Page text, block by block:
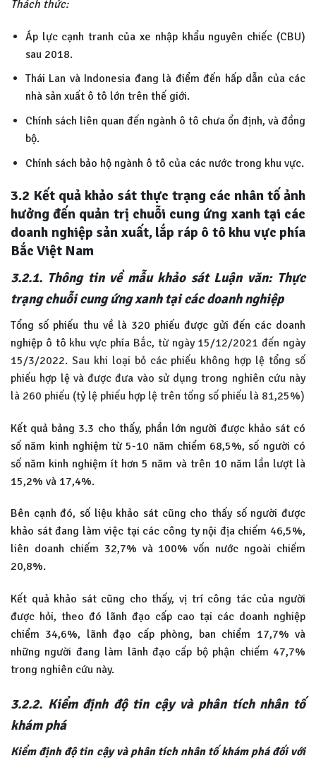
Thách thức:
Áp lực cạnh tranh của xe nhập khẩu nguyên chiếc (CBU)
sau 2018.
Thái Lan và Indonesia đang là điểm đến hấp dẫn của các
nhà sản xuất ô tô lớn trên thế giới.
Chính sách liên quan đến ngành ô tô chưa ổn định, và đồng
bộ.
Chính sách bảo hộ ngành ô tô của các nước trong khu vực.
3.2 Kết quả khảo sát thực trạng các nhân tố ảnh
hưởng đến quản trị chuỗi cung ứng xanh tại các
doanh nghiệp sản xuất, lắp ráp ô tô khu vực phía
Bắc Việt Nam
3.2.1. Thông tin về mẫu khảo sát Luận văn: Thực
trạng chuỗi cung ứng xanh tại các doanh nghiệp
Tổng số phiếu thu về là 320 phiếu được gửi đến các doanh
nghiệp ô tô khu vực phía Bắc, từ ngày 15/12/2021 đến ngày
15/3/2022. Sau khi loại bỏ các phiếu không hợp lệ tổng số
phiếu hợp lệ và được đưa vào sử dụng trong nghiên cứu này
là 260 phiếu (tỷ lệ phiếu hợp lệ trên tống số phiếu là 81,25%)
Kết quả bảng 3.3 cho thấy, phần lớn người được khảo sát có
số năm kinh nghiệm từ 5-10 năm chiểm 68,5%, số người có
số năm kinh nghiệm ít hơn 5 năm và trên 10 năm lần lượt là
15,2% và 17,4%.
Bên cạnh đó, số liệu khảo sát cũng cho thấy số người được
khảo sát đang làm việc tại các công ty nội địa chiếm 46,5%,
liên doanh chiếm 32,7% và 100% vốn nước ngoài chiếm
20,8%.
Kết quả khảo sát cũng cho thấy, vị trí công tác của người
được hỏi, theo đó lãnh đạo cấp cao tại các doanh nghiệp
chiểm 34,6%, lãnh đạo cấp phòng, ban chiểm 17,7% và
những người đang làm lãnh đạo cấp bộ phận chiếm 47,7%
trong nghiên cứu này.
3.2.2. Kiểm định độ tin cậy và phân tích nhân tố
khám phá
Kiểm định độ tin cậy và phân tích nhân tố khám phá đối với